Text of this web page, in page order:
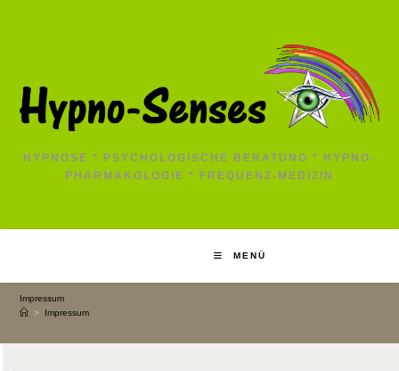
HYPNOSE * PSYCHOLOGISCHE BERATUNG * HYPNO-
PHARMAKOLOGIE * FREQUENZ-MEDIZIN
MENÜ
Impressum
>
Impressum